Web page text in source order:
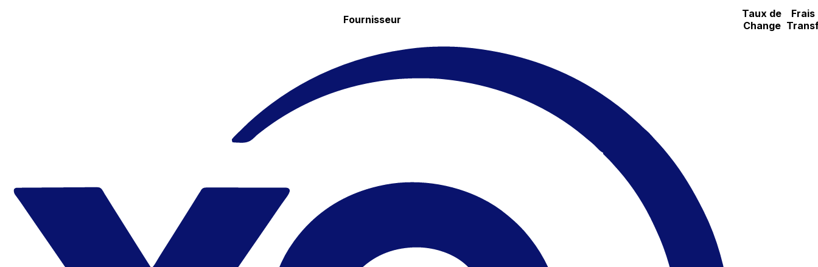
Fournisseur
Taux de
Change
Frais